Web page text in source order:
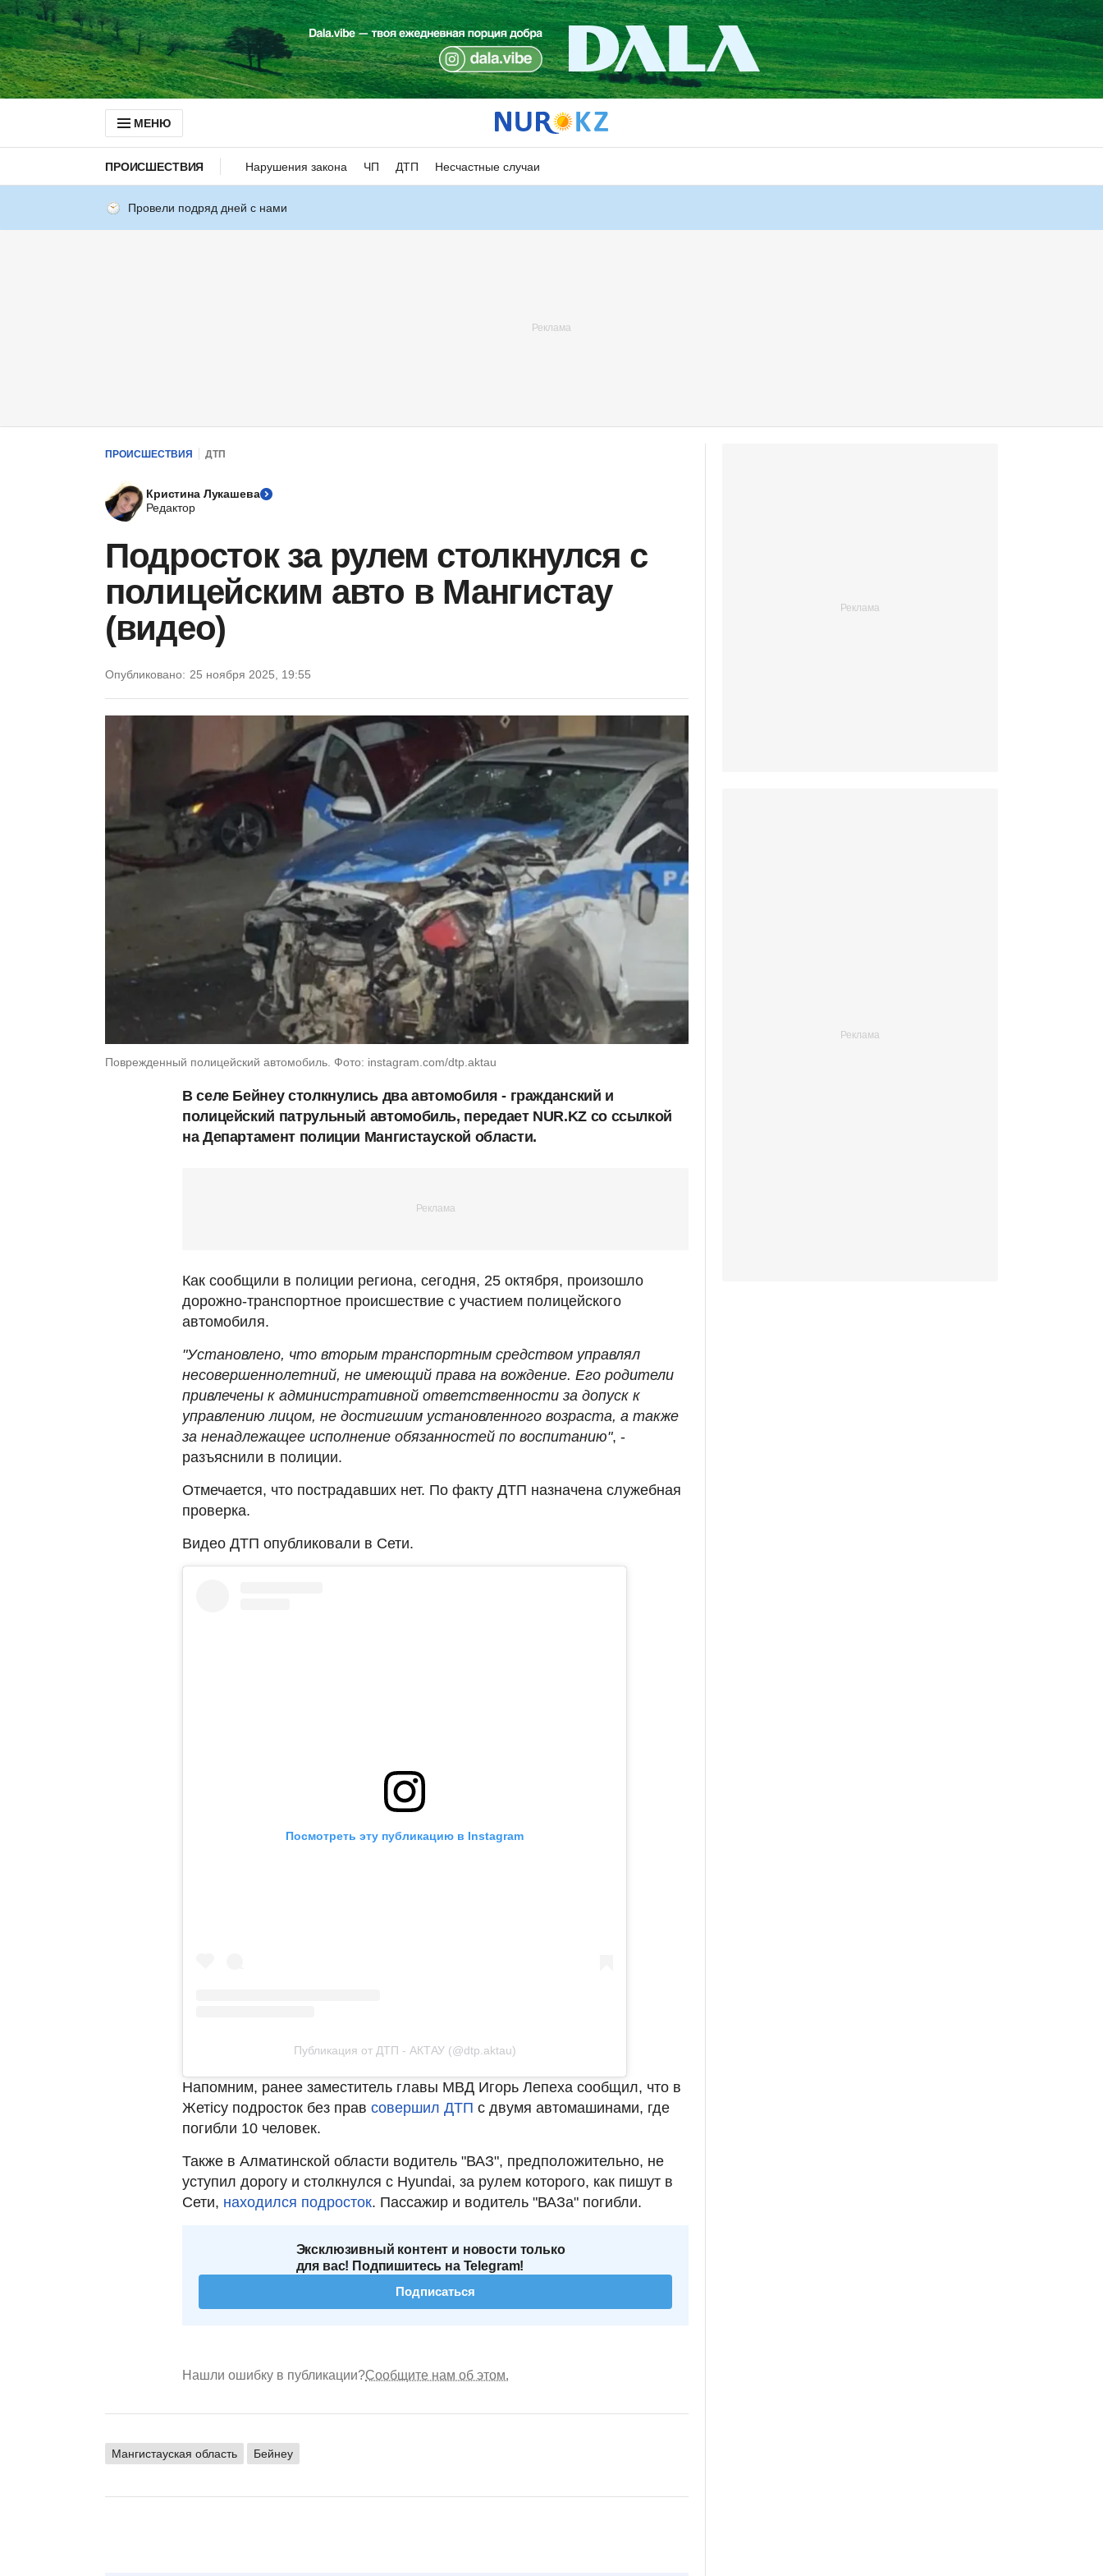
МЕНЮ
ПРОИСШЕСТВИЯ Нарушения закона ЧП ДТП Несчастные случаи
Провели подряд дней с нами
ПРОИСШЕСТВИЯ ДТП
Кристина Лукашева
Редактор
Подросток за рулем столкнулся с
полицейским авто в Мангистау
(видео)
Опубликовано: 25 ноября 2025, 19:55
Поврежденный полицейский автомобиль. Фото: instagram.com/dtp.aktau
В селе Бейнеу столкнулись два автомобиля - гражданский и
полицейский патрульный автомобиль, передает NUR.KZ со ссылкой
на Департамент полиции Мангистауской области.
Как сообщили в полиции региона, сегодня, 25 октября, произошло
дорожно-транспортное происшествие с участием полицейского
автомобиля.
"Установлено, что вторым транспортным средством управлял
несовершеннолетний, не имеющий права на вождение. Его родители
привлечены к административной ответственности за допуск к
управлению лицом, не достигшим установленного возраста, а также
за ненадлежащее исполнение обязанностей по воспитанию", -
разъяснили в полиции.
Отмечается, что пострадавших нет. По факту ДТП назначена служебная
проверка.
Видео ДТП опубликовали в Сети.
Посмотреть эту публикацию в Instagram
Публикация от ДТП - АКТАУ (@dtp.aktau)
Напомним, ранее заместитель главы МВД Игорь Лепеха сообщил, что в
Жетісу подросток без прав совершил ДТП с двумя автомашинами, где
погибли 10 человек.
Также в Алматинской области водитель "ВАЗ", предположительно, не
уступил дорогу и столкнулся с Hyundai, за рулем которого, как пишут в
Сети, находился подросток. Пассажир и водитель "ВАЗа" погибли.
Эксклюзивный контент и новости только
для вас! Подпишитесь на Telegram!
Подписаться
Нашли ошибку в публикации?Сообщите нам об этом.
Мангистауская область Бейнеу